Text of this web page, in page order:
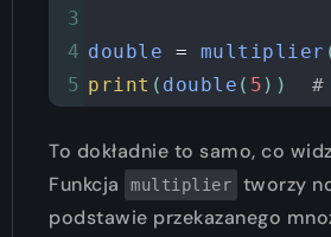
3
4 double = multiplier
5 print ( double ( 5 )) #
To dokładnie to samo, co
Funkcja
multiplier
tworzy
podstawie przekazanego